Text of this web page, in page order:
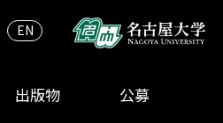
EN
出版物 公募